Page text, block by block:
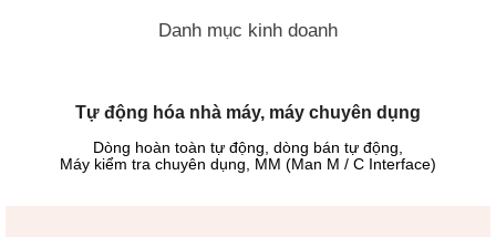
Danh mục kinh doanh
Tự động hóa nhà máy, máy chuyên dụng
Dòng hoàn toàn tự động, dòng bán tự động,
Máy kiểm tra chuyên dụng, MM (Man M / C Interface)